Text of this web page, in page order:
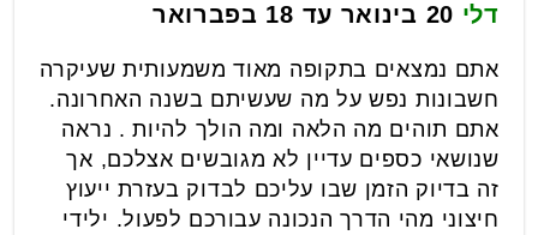
דלי
אתם נמצאים בתקופה מאוד משמעותית שעיקרה
חשבונות נפש על מה שעשיתם בשנה האחרונה.
אתם תוהים מה הלאה ומה הולך להיות . נראה
שנושאי כספים עדיין לא מגובשים אצלכם, אך
זה בדיוק הזמן שבו עליכם לבדוק בעזרת ייעוץ
חיצוני מהי הדרך הנכונה עבורכם לפעול. ילידי